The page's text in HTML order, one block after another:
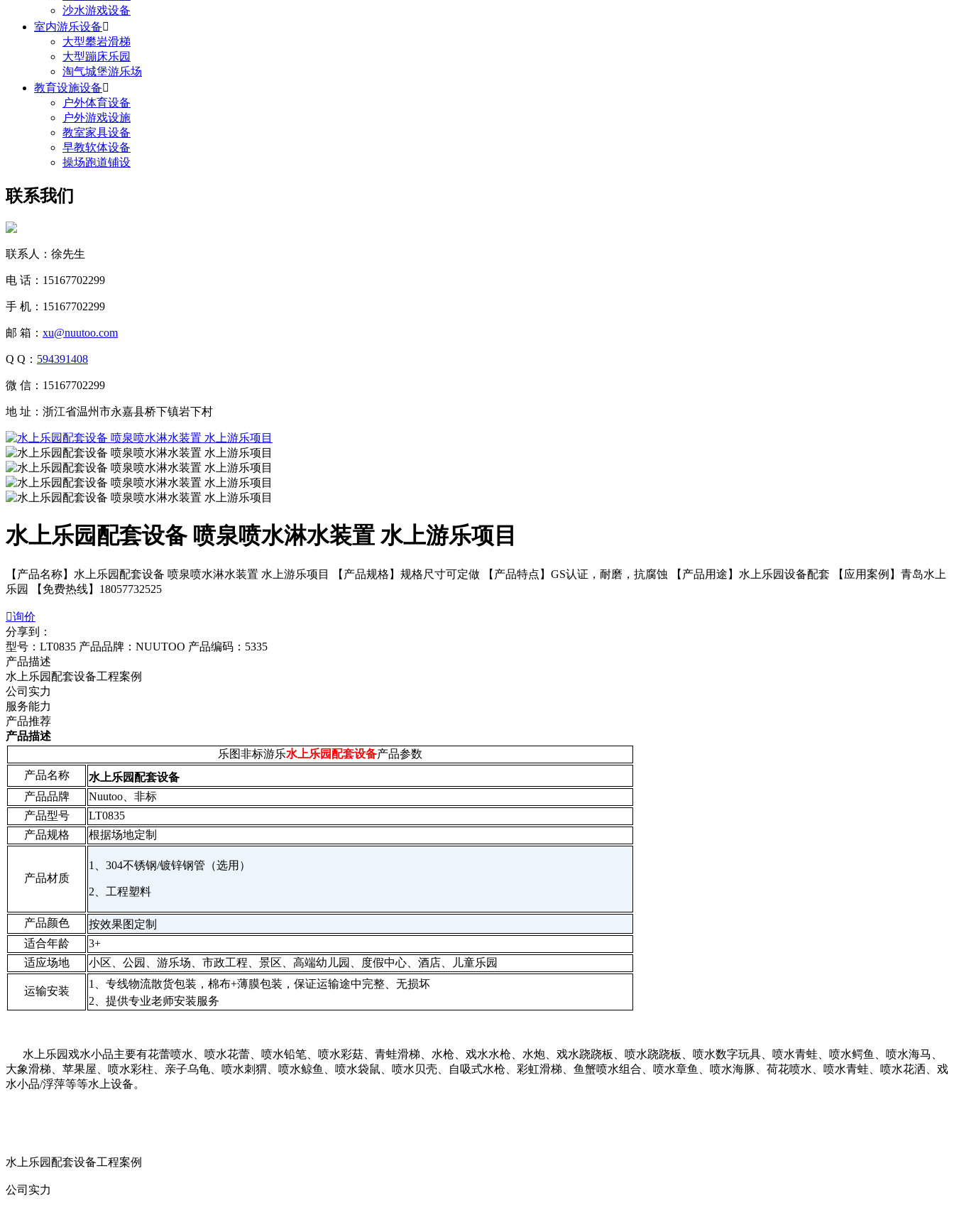
沙水游戏设备
室内游乐设备
大型攀岩滑梯
大型蹦床乐园
淘气城堡游乐场
教育设施设备
户外体育设备
户外游戏设施
教室家具设备
早教软体设备
操场跑道铺设
联系我们
联系人：徐先生
电 话：15167702299
手 机：15167702299
邮 箱： xu@nuutoo.com
Q Q： 594391408
微 信：15167702299
地 址：浙江省温州市永嘉县桥下镇岩下村
水上乐园配套设备 喷泉喷水淋水装置 水上游乐项目
【产品名称】水上乐园配套设备 喷泉喷水淋水装置 水上游乐项目 【产品规格】规格尺寸可定做 【产品特点】GS认证，耐磨，抗腐蚀 【产品用途】水上乐园设备配套 【应用案例】青岛水上
乐园 【免费热线】18057732525
询价
分享到：
型号：LT0835 产品品牌：NUUTOO 产品编码：5335
产品描述
水上乐园配套设备工程案例
公司实力
服务能力
产品推荐
产品描述
乐图非标游乐水上乐园配套设备产品参数
产品名称
水上乐园配套设备
产品品牌
Nuutoo、非标
产品型号
LT0835
产品规格
根据场地定制
产品材质
1、304不锈钢/镀锌钢管（选用）
2、工程塑料
产品颜色 按效果图定制
适合年龄
3+
适应场地
小区、公园、游乐场、市政工程、景区、高端幼儿园、度假中心、酒店、儿童乐园
运输安装
1、专线物流散货包装，棉布+薄膜包装，保证运输途中完整、无损坏
2、提供专业老师安装服务
水上乐园戏水小品主要有花蕾喷水、喷水花蕾、喷水铅笔、喷水彩菇、青蛙滑梯、水枪、戏水水枪、水炮、戏水跷跷板、喷水跷跷板、喷水数字玩具、喷水青蛙、喷水鳄鱼、喷水海马、
大象滑梯、苹果屋、喷水彩柱、亲子乌龟、喷水刺猬、喷水鲸鱼、喷水袋鼠、喷水贝壳、自吸式水枪、彩虹滑梯、鱼蟹喷水组合、喷水章鱼、喷水海豚、荷花喷水、喷水青蛙、喷水花洒、戏
水小品/浮萍等等水上设备。
水上乐园配套设备工程案例
公司实力